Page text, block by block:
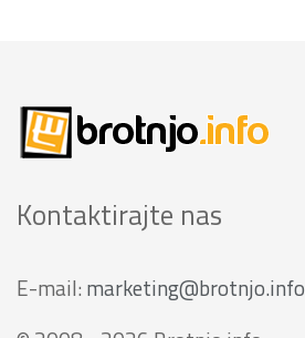
Kontaktirajte nas
E-mail: marketing@brotnjo.info